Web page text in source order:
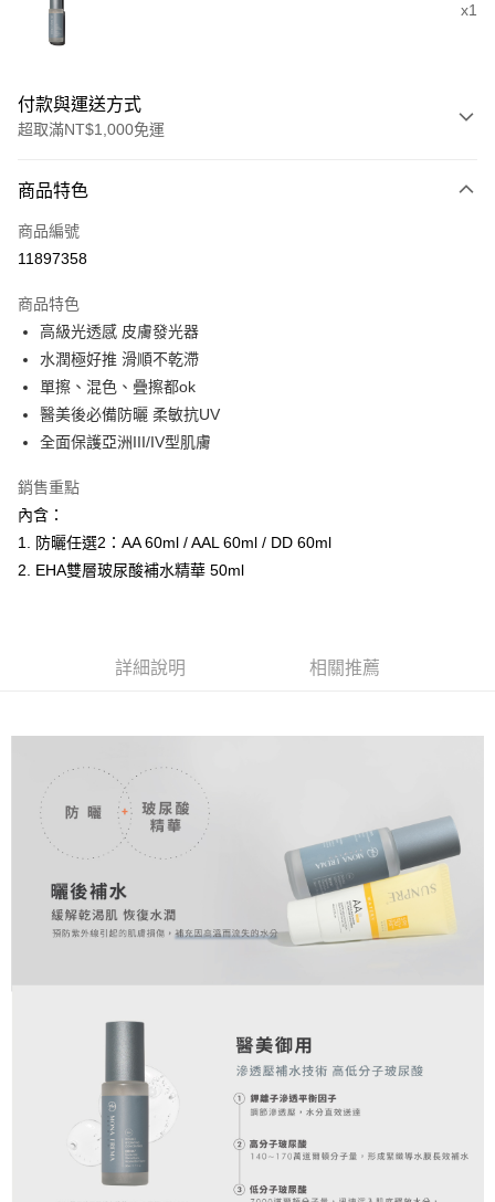
x1
付款與運送方式
超取滿NT$1,000免運
信用卡一次付款
信用卡分期付款
合作金庫商業銀行
華南商業銀行
上海商業儲蓄銀行
國泰世華商業銀行
臺灣中小企業銀行
匯豐（台灣）商業銀行
聯邦商業銀行
元大商業銀行
台新國際商業銀行
台灣樂天信用卡公司
超商取貨付款
LINE Pay
Apple Pay
悠遊付
全盈+PAY
運送方式
全家取貨付款
每筆NT$60，滿NT$1,000(含以上)免運費
萊爾富取貨付款
每筆NT$60，滿NT$1,000(含以上)免運費
付款後萊爾富取貨-團購限定
每筆NT$60，滿NT$1,000(含以上)免運費
付款之後萊爾富取貨
付款後7-11取貨
每筆NT$60，滿NT$1,000(含以上)免運費
付款後7-11取貨-團購限定
每筆NT$60，滿NT$1,000(含以上)免運費
商品特色
商品編號
11897358
商品特色
高級光透感 皮膚發光器
水潤極好推 滑順不乾滯
單擦、混色、疊擦都ok
醫美後必備防曬 柔敏抗UV
全面保護亞洲III/IV型肌膚
銷售重點
內含：
1. 防曬任選2：AA 60ml / AAL 60ml / DD 60ml
2. EHA雙層玻尿酸補水精華 50ml
詳細說明 相關推薦